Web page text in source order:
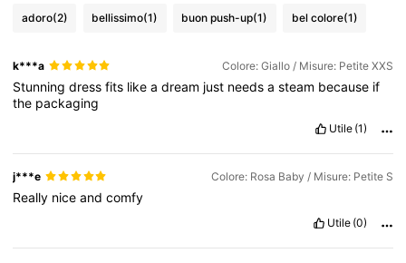
4.83 2.3M Follower
adoro(2) bellissimo(1) buon push-up(1) bel colore(1)
k***a Colore: Giallo / Misure: Petite XXS
Stunningdressfits likeadream just needsasteam because if
the packaging
Utile (1)
j***e Colore: Rosa Baby / Misure: Petite S
Really niceandcomfy
Utile (0)